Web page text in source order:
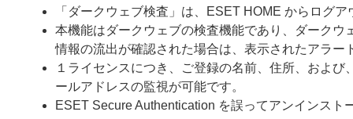
「ダークウェブ検査」は、ESET HOME からログ
本機能はダークウェブの検査機能であり、ダーク
情報の流出が確認された場合は、表示されたアラー
１ライセンスにつき、ご登録の名前、住所、およ
ールアドレスの監視が可能です。
ESET Secure Authentication を誤ってアンインス